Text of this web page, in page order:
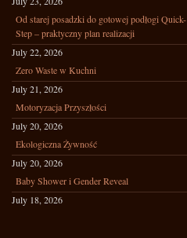
Od starej posadzki do gotowej podłogi Quick-
Step – praktyczny plan realizacji
July 22, 2026
Zero Waste w Kuchni
July 21, 2026
Motoryzacja Przyszłości
July 20, 2026
Ekologiczna Żywność
July 20, 2026
Baby Shower i Gender Reveal
July 18, 2026